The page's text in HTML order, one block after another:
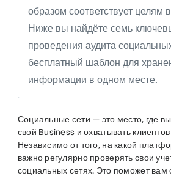
образом соответствует целям
Ниже вы найдёте семь
проведения аудита
бесплатный шаблон для
информации в одном месте.
Социальные сети — это место, где
свой Business и охватывать
Независимо от того, на какой
важно регулярно проверять свои
социальных сетях. Это поможет вам